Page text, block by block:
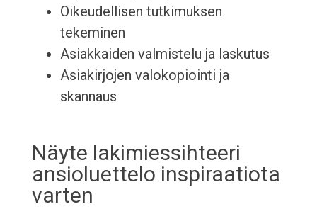
Oikeudellisen tutkimuksen
tekeminen
Asiakkaiden valmistelu ja laskutus
Asiakirjojen valokopiointi ja
skannaus
Näyte lakimiessihteeri
ansioluettelo inspiraatiota
varten